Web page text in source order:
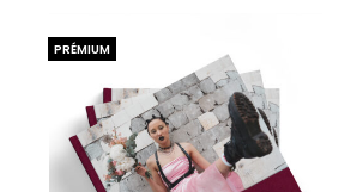
PRÉMIUM